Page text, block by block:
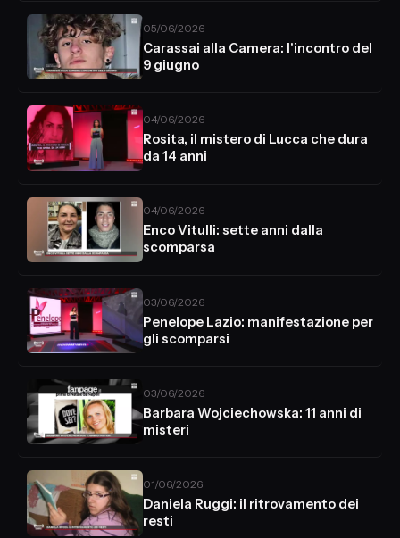
05/06/2026
Carassai alla Camera: l'incontro del
9 giugno
04/06/2026
Rosita, il mistero di Lucca che dura
da 14 anni
04/06/2026
Enco Vitulli: sette anni dalla
scomparsa
03/06/2026
Penelope Lazio: manifestazione per
gli scomparsi
03/06/2026
Barbara Wojciechowska: 11 anni di
misteri
01/06/2026
Daniela Ruggi: il ritrovamento dei
resti